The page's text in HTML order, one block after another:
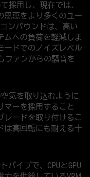
採用し、現在では、
恩恵をより多くのユー
ンパウンドは、高い
ムへの負荷を軽減しま
ードでのノイズレベル
ファンからの騒音を
気を取り込むように
マーを採用すること
レードを取り付けるこ
は高回転にも耐える十
パイプで、CPUとGPU